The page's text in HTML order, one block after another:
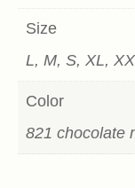
Size
L, M, S, XL,
Color
821 chocolate